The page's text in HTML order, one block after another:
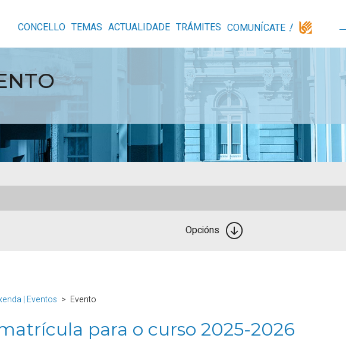
CONCELLO TEMAS ACTUALIDADE TRÁMITES COMUNÍCATE
Opcións
| Eventos Evento
para o curso 2025-2026